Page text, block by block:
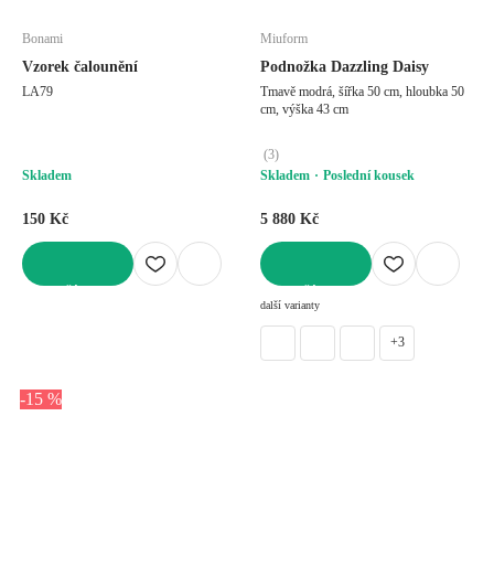
Bonami
Vzorek čalounění
LA79
Skladem
150 Kč
Miuform
Podnožka Dazzling Daisy
Tmavě modrá, šířka 50 cm, hloubka 50
cm, výška 43 cm
(3)
Skladem
Poslední kousek
5 880 Kč
další varianty
+3
-15 %